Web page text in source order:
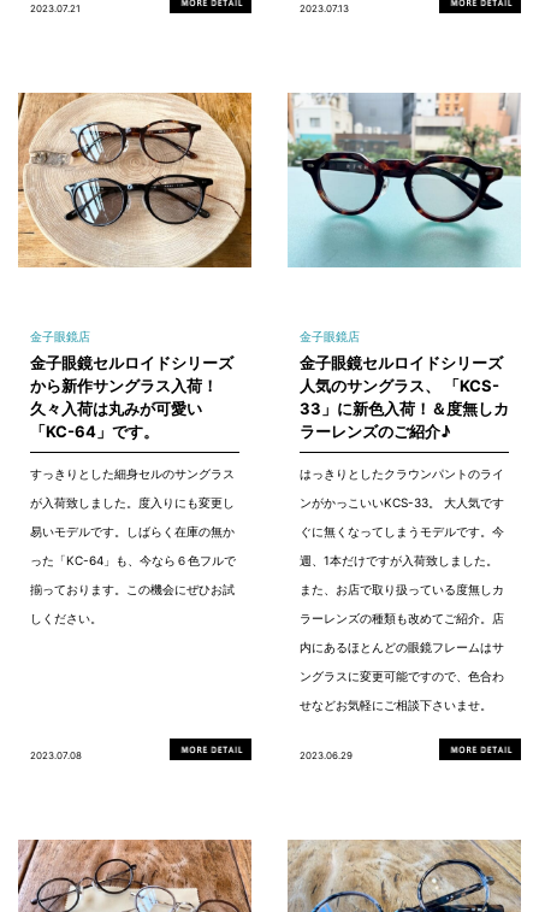
2023.07.21 2023.07.13
金子眼鏡店
金子眼鏡セルロイドシリーズ
から新作サングラス入荷！
久々入荷は丸みが可愛い
「KC-64」です。
すっきりとした細身セルのサングラス
が入荷致しました。度入りにも変更し
易いモデルです。しばらく在庫の無か
った「KC-64」も、今なら６色フルで
揃っております。この機会にぜひお試
しください。
2023.07.08
金子眼鏡店
金子眼鏡セルロイドシリーズ
人気のサングラス、 「KCS-
33」に新色入荷！＆度無しカ
ラーレンズのご紹介♪
はっきりとしたクラウンパントのライ
ンがかっこいいKCS-33。 大人気です
ぐに無くなってしまうモデルです。今
週、1本だけですが入荷致しました。
また、お店で取り扱っている度無しカ
ラーレンズの種類も改めてご紹介。店
内にあるほとんどの眼鏡フレームはサ
ングラスに変更可能ですので、色合わ
せなどお気軽にご相談下さいませ。
2023.06.29